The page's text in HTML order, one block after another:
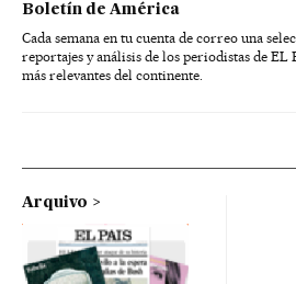
Boletín de América
Cada semana en tu cuenta de correo una
reportajes y análisis de los periodistas de EL
más relevantes del continente.
Arquivo